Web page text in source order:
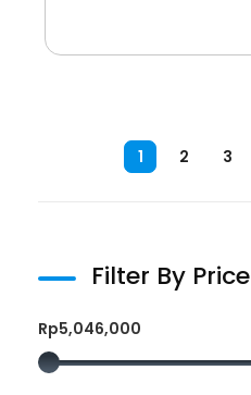
1 2 3
Filter By Price
Rp5,046,000